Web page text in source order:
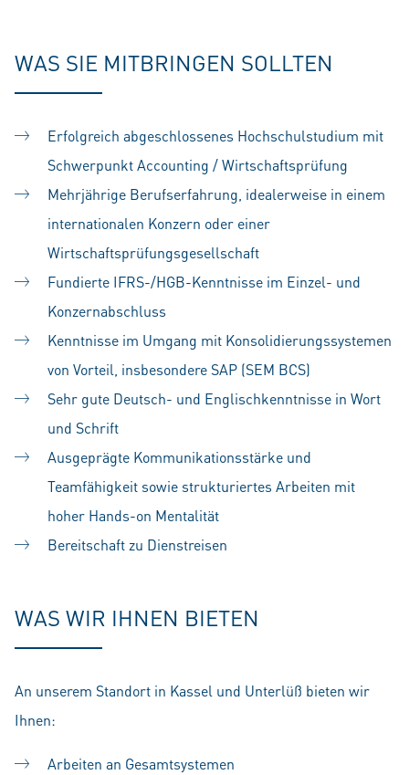
WAS SIE MITBRINGEN SOLLTEN
Erfolgreich abgeschlossenes Hochschulstudium mit
Schwerpunkt Accounting / Wirtschaftsprüfung
Mehrjährige Berufserfahrung, idealerweise in einem
internationalen Konzern oder einer
Wirtschaftsprüfungsgesellschaft
Fundierte IFRS-/HGB-Kenntnisse im Einzel- und
Konzernabschluss
Kenntnisse im Umgang mit Konsolidierungssystemen
von Vorteil, insbesondere SAP (SEM BCS)
Sehr gute Deutsch- und Englischkenntnisse in Wort
und Schrift
Ausgeprägte Kommunikationsstärke und
Teamfähigkeit sowie strukturiertes Arbeiten mit
hoher Hands-on Mentalität
Bereitschaft zu Dienstreisen
WAS WIR IHNEN BIETEN
An unserem Standort in Kassel und Unterlüß bieten wir
Ihnen:
Arbeiten an Gesamtsystemen